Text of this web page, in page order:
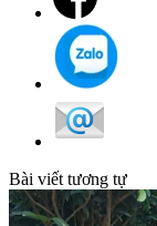
Bài viết tương tự